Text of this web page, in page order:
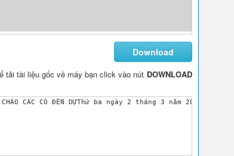
Download
tải tài liệu gốc về máy bạn click vào nút DOWNLOAD
CHÀO CÁC CÔ ĐẾN DỰThứ ba ngày 2 tháng 3